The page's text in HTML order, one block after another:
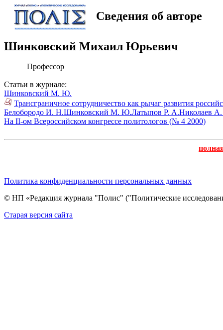
Сведения об авторе
Шинковский Михаил Юрьевич
Профессор
Статьи в журнале:
Шинковский М. Ю.
Трансграничное сотрудничество как рычаг развития
Белобородо И. Н.Шинковский М. Ю.Латыпов Р. А.Николаев
На II-ом Всероссийском конгрессе политологов (№ 4 2000)
Политика конфиденциальности персональных данных
© НП «Редакция журнала "Полис" ("Политические
Cтарая версия сайта